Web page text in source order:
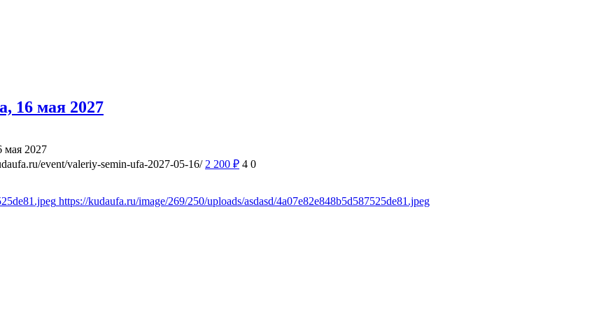
16 мая 2027
2027
event/valeriy-semin-ufa-2027-05-16/ 2 200 ₽ 4 0
https://kudaufa.ru/image/269/250/uploads/asdasd/4a07e82e848b5d587525de81.jpeg